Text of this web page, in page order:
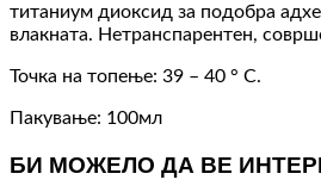
титаниум диоксид за подобра
влакната. Нетранспарентен,
Точка на топење: 39 – 40 ° С.
Пакување: 100мл
БИ МОЖЕЛО ДА ВЕ